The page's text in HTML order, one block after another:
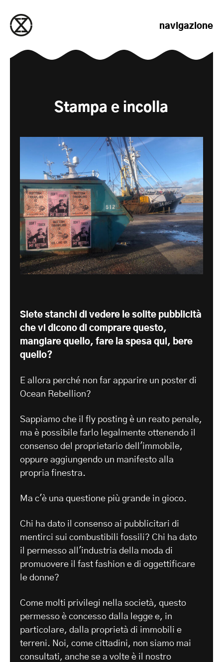
navigazione
Stampa e incolla
Siete stanchi di vedere le solite pubblicità
che vi dicono di comprare questo,
mangiare quello, fare la spesa qui, bere
quello?
E allora perché non far apparire un poster di
Ocean Rebellion?
Sappiamo che il fly posting è un reato penale,
ma è possibile farlo legalmente ottenendo il
consenso del proprietario dell'immobile,
oppure aggiungendo un manifesto alla
propria finestra.
Ma c'è una questione più grande in gioco.
Chi ha dato il consenso ai pubblicitari di
mentirci sui combustibili fossili? Chi ha dato
il permesso all'industria della moda di
promuovere il fast fashion e di oggettificare
le donne?
Come molti privilegi nella società, questo
permesso è concesso dalla legge e, in
particolare, dalla proprietà di immobili e
terreni. Noi, come cittadini, non siamo mai
consultati, anche se a volte è il nostro